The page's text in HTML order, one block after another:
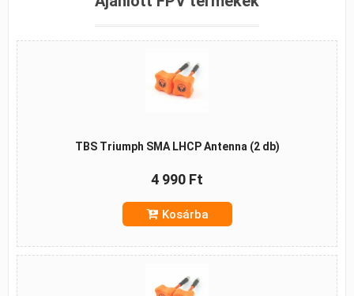
TBS Triumph SMA LHCP Antenna (2 db)
4 990 Ft
Kosárba